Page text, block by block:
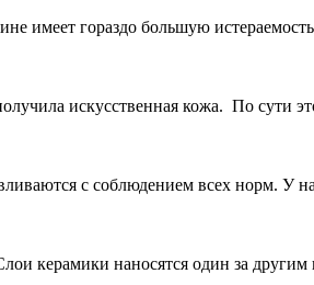
имеет гораздо большую
искусственная кожа. По сути
с соблюдением всех норм. У
керамики наносятся один за